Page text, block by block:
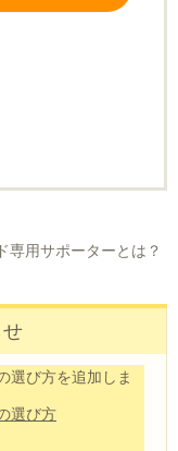
専用サポーターとは？
選び方を追加しま
選び方